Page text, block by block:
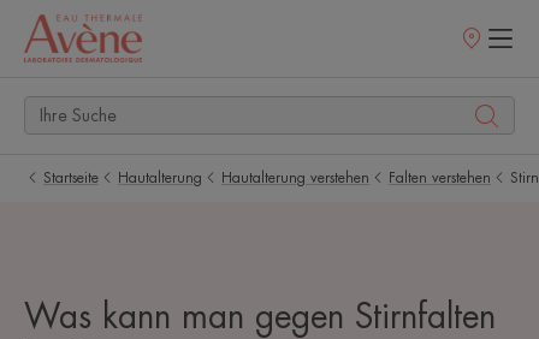
Startseite Hautalterung Hautalterung verstehen Falten verstehen
Was kann man gegen Stirnfalten